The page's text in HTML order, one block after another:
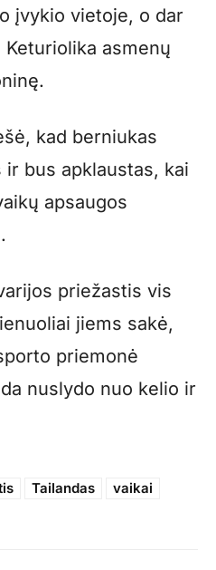
įvykio vietoje, o dar
asmenų
kad berniukas
bus apklaustas, kai
apsaugos
priežastis vis
jiems sakė,
priemonė
nuslydo nuo kelio ir
Tailandas
vaikai